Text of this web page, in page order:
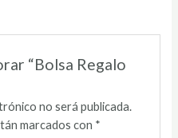
“Bolsa Regalo
no será publicada.
marcados con *